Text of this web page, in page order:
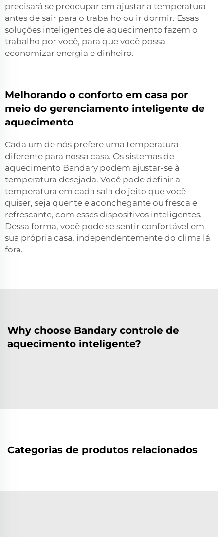
precisará se preocupar em ajustar a temperatura
antes de sair para o trabalho ou ir dormir. Essas
soluções inteligentes de aquecimento fazem o
trabalho por você, para que você possa
economizar energia e dinheiro.
Melhorando o conforto em casa por
meio do gerenciamento inteligente de
aquecimento
Cada um de nós prefere uma temperatura
diferente para nossa casa. Os sistemas de
aquecimento Bandary podem ajustar-se à
temperatura desejada. Você pode definir a
temperatura em cada sala do jeito que você
quiser, seja quente e aconchegante ou fresca e
refrescante, com esses dispositivos inteligentes.
Dessa forma, você pode se sentir confortável em
sua própria casa, independentemente do clima lá
fora.
Why choose Bandary controle de
aquecimento inteligente?
Categorias de produtos relacionados